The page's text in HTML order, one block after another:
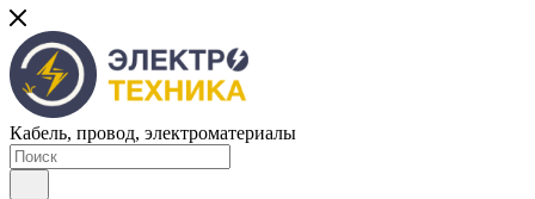
Кабель, провод, электроматериалы